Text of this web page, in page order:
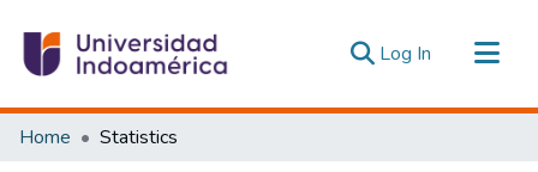
Log In (current)
Communities & Collections
Home Statistics